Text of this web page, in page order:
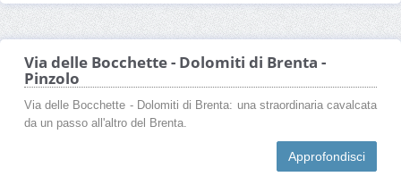
Via delle Bocchette - Dolomiti di Brenta -
Pinzolo
Via delle Bocchette - Dolomiti di Brenta: una straordinaria cavalcata
da un passo all'altro del Brenta.
Approfondisci